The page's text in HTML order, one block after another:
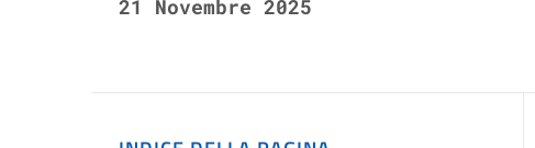
21 Novembre 2025